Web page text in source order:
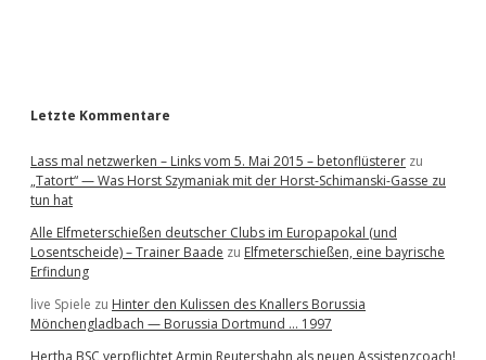
Letzte Kommentare
Lass mal netzwerken – Links vom 5. Mai 2015 – betonflüsterer zu
„Tatort“ — Was Horst Szymaniak mit der Horst-Schimanski-Gasse zu
tun hat
Alle Elfmeterschießen deutscher Clubs im Europapokal (und
Losentscheide) – Trainer Baade zu Elfmeterschießen, eine bayrische
Erfindung
live Spiele zu Hinter den Kulissen des Knallers Borussia
Mönchengladbach — Borussia Dortmund … 1997
Hertha BSC verpflichtet Armin Reutershahn als neuen Assistenzcoach!